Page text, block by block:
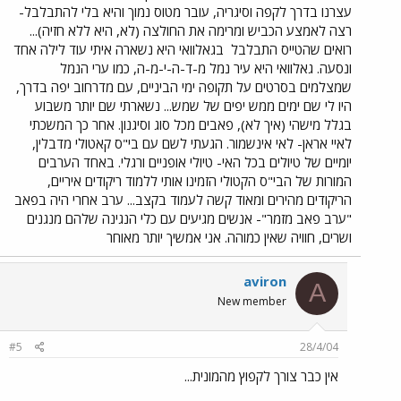
עצרנו בדרך לקפה וסיגריה, עובר מטוס נמוך והיא בלי להתבלבל-
רצה לאמצע הכביש ומרימה את החולצה (לא, היא ללא חזיה)...
רואים שהטייס התבלבל בגאלוואי היא נשארה איתי עוד לילה אחד
ונסעה. גאלוואי היא עיר נמל מ-ד-ה-י-מ-ה, כמו ערי הנמל
שמצלמים בסרטים על תקופה ימי הביניים, עם מדרחוב יפה בדרך,
היו לי שם ימים ממש יפים של שמש... נשארתי שם יותר משבוע
בגלל מישהי (איך לא), פאבים מכל סוג וסיגנון. אחר כך המשכתי
לאיי אראן- לאי אינשמור. הגעתי לשם עם בי"ס קאטולי מדבלין,
יומיים של טיולים בכל האי- טיולי אופניים ורגלי. באחד הערבים
המורות של הבי"ס הקטולי הזמינו אותי ללמוד ריקודים איריים,
הריקודים מהירים ומאוד קשה לעמוד בקצב... ערב אחרי היה בפאב
"ערב פאב מזמר"- אנשים מגיעים עם כלי הנגינה שלהם מנגנים
ושרים, חוויה שאין כמוהה. אני אמשיך יותר מאוחר
A
aviron
New member
28/4/04
#5
אין כבר צורך לקפוץ מהמונית...